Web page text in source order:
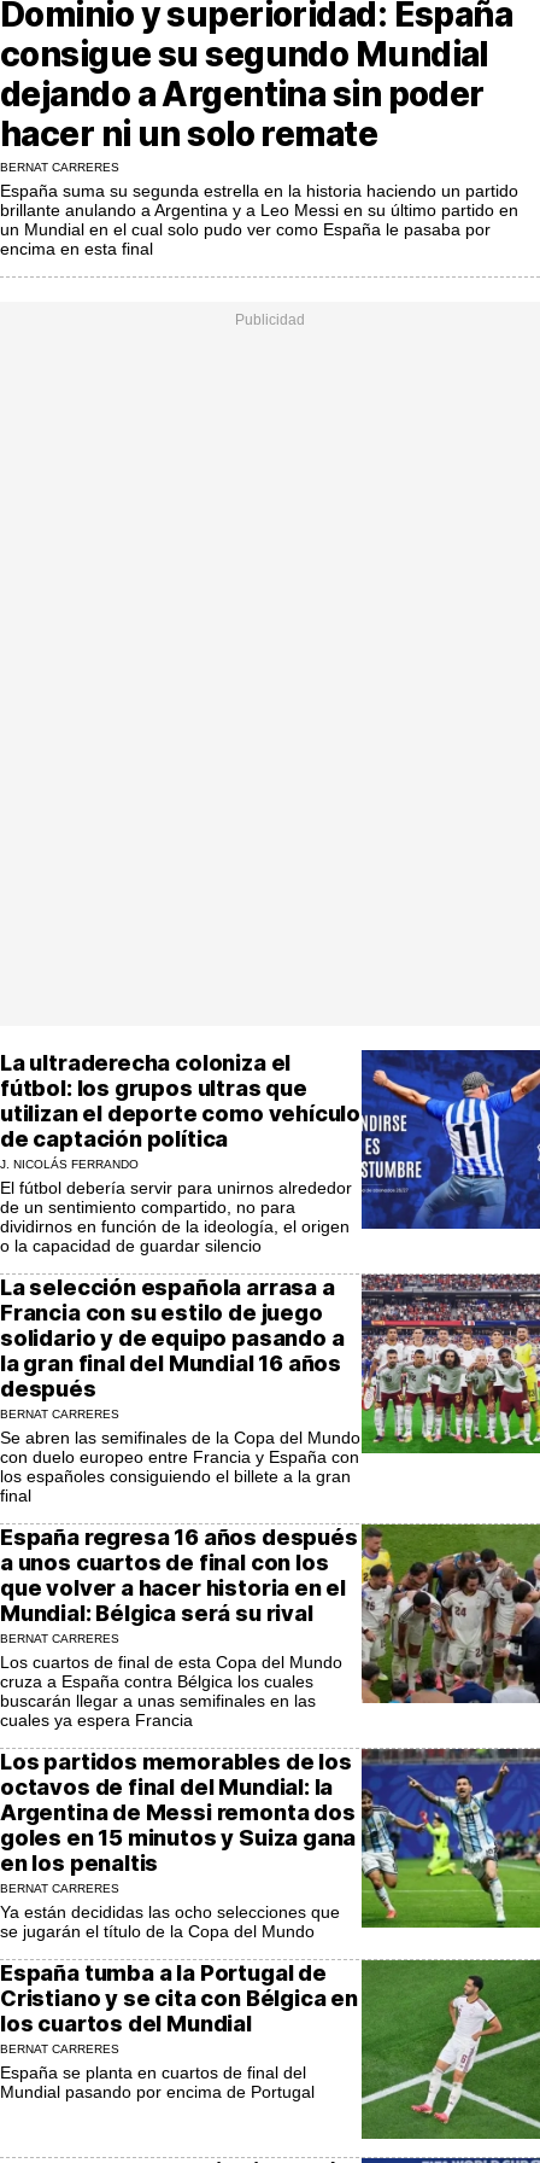
MásQueSucesos
MásQueMercados
JuicioExprés
INVESTIGACIÓN
INTERNACIONAL
OPINIÓN
MUNICIPIOS
Dominio y superioridad: España
consigue su segundo Mundial
dejando a Argentina sin poder
hacer ni un solo remate
BERNAT CARRERES
España suma su segunda estrella en la historia haciendo un partido
brillante anulando a Argentina y a Leo Messi en su último partido en
un Mundial en el cual solo pudo ver como España le pasaba por
encima en esta final
La ultraderecha coloniza el
fútbol: los grupos ultras que
utilizan el deporte como vehículo
de captación política
J. NICOLÁS FERRANDO
El fútbol debería servir para unirnos alrededor
de un sentimiento compartido, no para
dividirnos en función de la ideología, el origen
o la capacidad de guardar silencio
La selección española arrasa a
Francia con su estilo de juego
solidario y de equipo pasando a
la gran final del Mundial 16 años
después
BERNAT CARRERES
Se abren las semifinales de la Copa del Mundo
con duelo europeo entre Francia y España con
los españoles consiguiendo el billete a la gran
final
España regresa 16 años después
a unos cuartos de final con los
que volver a hacer historia en el
Mundial: Bélgica será su rival
BERNAT CARRERES
Los cuartos de final de esta Copa del Mundo
cruza a España contra Bélgica los cuales
buscarán llegar a unas semifinales en las
cuales ya espera Francia
Los partidos memorables de los
octavos de final del Mundial: la
Argentina de Messi remonta dos
goles en 15 minutos y Suiza gana
en los penaltis
BERNAT CARRERES
Ya están decididas las ocho selecciones que
se jugarán el título de la Copa del Mundo
España tumba a la Portugal de
Cristiano y se cita con Bélgica en
los cuartos del Mundial
BERNAT CARRERES
España se planta en cuartos de final del
Mundial pasando por encima de Portugal